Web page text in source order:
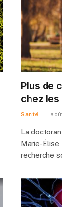
Plus de
chez
Santé
La
Marie-Élise
recherche